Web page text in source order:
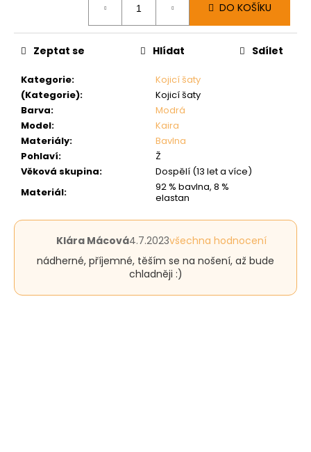
DO KOŠÍKU
Kategorie:
Kojicí šaty
(Kategorie):
Kojicí šaty
Barva:
Modrá
Model:
Kaira
Materiály:
Bavlna
Pohlaví:
Ž
Věková skupina:
Dospělí (13 let a více)
Materiál:
92 % bavlna, 8 %
elastan
Zeptat se Hlídat Sdílet
Hodnocení
je
z
Klára Mácová4.7.2023všechna hodnocení
nádherné, příjemné, těším se na nošení, až bude
chladněji :)